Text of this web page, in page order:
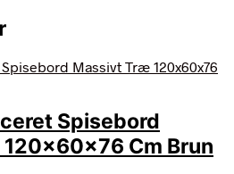
Spisebord
Cm Brun